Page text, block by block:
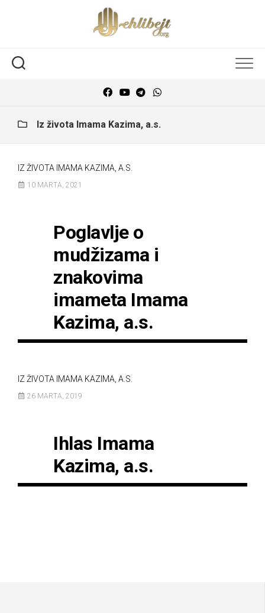
Iz života Imama Kazima, a.s.
IZ ŽIVOTA IMAMA KAZIMA, A.S.
10 MARTA, 2021
Poglavlje o
mudžizama i
znakovima
imameta Imama
Kazima, a.s.
IZ ŽIVOTA IMAMA KAZIMA, A.S.
26 MARTA, 2019
Ihlas Imama
Kazima, a.s.